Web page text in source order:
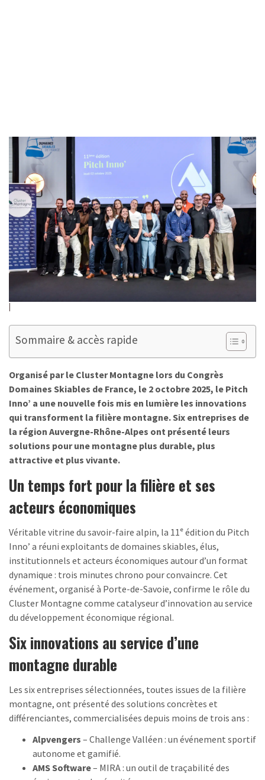
Sommaire & accès rapide
Organisé par le Cluster Montagne lors du Congrès
Domaines Skiables de France, le 2 octobre 2025, le Pitch
Inno’ a une nouvelle fois mis en lumière les innovations
qui transforment la filière montagne. Six entreprises de
la région Auvergne-Rhône-Alpes ont présenté leurs
solutions pour une montagne plus durable, plus
attractive et plus vivante.
Un temps fort pour la filière et ses
acteurs économiques
Véritable vitrine du savoir-faire alpin, la 11ᵉ édition du Pitch
Inno’ a réuni exploitants de domaines skiables, élus,
institutionnels et acteurs économiques autour d’un format
dynamique : trois minutes chrono pour convaincre. Cet
événement, organisé à Porte-de-Savoie, confirme le rôle du
Cluster Montagne comme catalyseur d’innovation au service
du développement économique régional.
Six innovations au service d’une
montagne durable
Les six entreprises sélectionnées, toutes issues de la filière
montagne, ont présenté des solutions concrètes et
différenciantes, commercialisées depuis moins de trois ans :
Alpvengers – Challenge Valléen : un événement sportif
autonome et gamifié.
AMS Software– MIRA : un outil de traçabilité des